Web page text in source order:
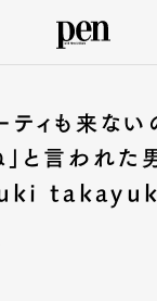
ティも来な
と言われた